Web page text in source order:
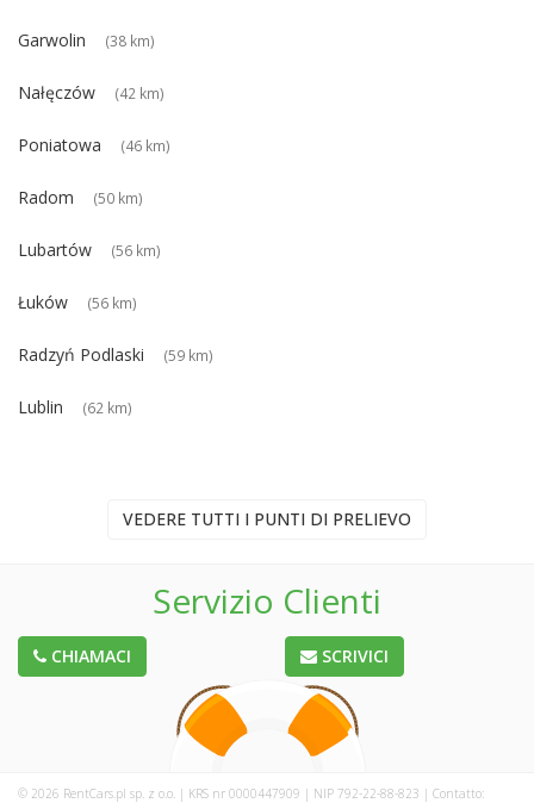
Garwolin (38 km)
Nałęczów (42 km)
Poniatowa (46 km)
Radom (50 km)
Lubartów (56 km)
Łuków (56 km)
Radzyń Podlaski (59 km)
Lublin (62 km)
VEDERE TUTTI I PUNTI DI PRELIEVO
Servizio Clienti
CHIAMACI SCRIVICI
© 2026 RentCars.pl sp. z o.o. | KRS nr 0000447909 | NIP 792-22-88-823 | Contatto: